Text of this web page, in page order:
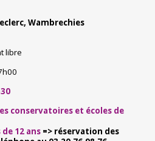
Wambrechies
libre
conservatoires et écoles de
12 ans => réservation des